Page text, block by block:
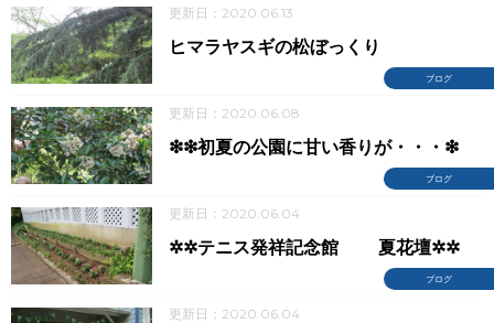
更新日：2020.06.13
ブログ
ヒマラヤスギの松ぼっくり
更新日：2020.06.08
ブログ
❇❇初夏の公園に甘い香りが・・・❇
更新日：2020.06.04
ブログ
✲✲テニス発祥記念館 夏花壇✲✲
更新日：2020.06.04